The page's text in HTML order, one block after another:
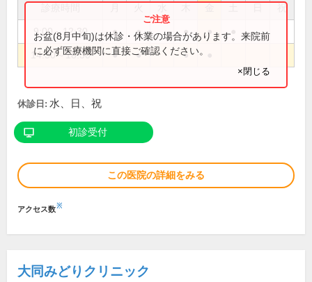
祝
9:00～12:30 ● ● ● ●
14:30～18:30 ● ● ●
お盆(8月中旬)は休診・休業の場合があります。来院前
に必ず医療機関に直接ご確認ください。
×閉じる
休診日: 水、日、祝
初診受付
この医院の詳細をみる
アクセス数※
大同みどりクリニック